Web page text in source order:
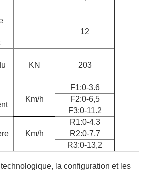
12
KN 203
Km/h
F1:0-3.6
F2:0-6,5
F3:0-11.2
Km/h
R1:0-4.3
R2:0-7,7
R3:0-13,2
la configuration et les